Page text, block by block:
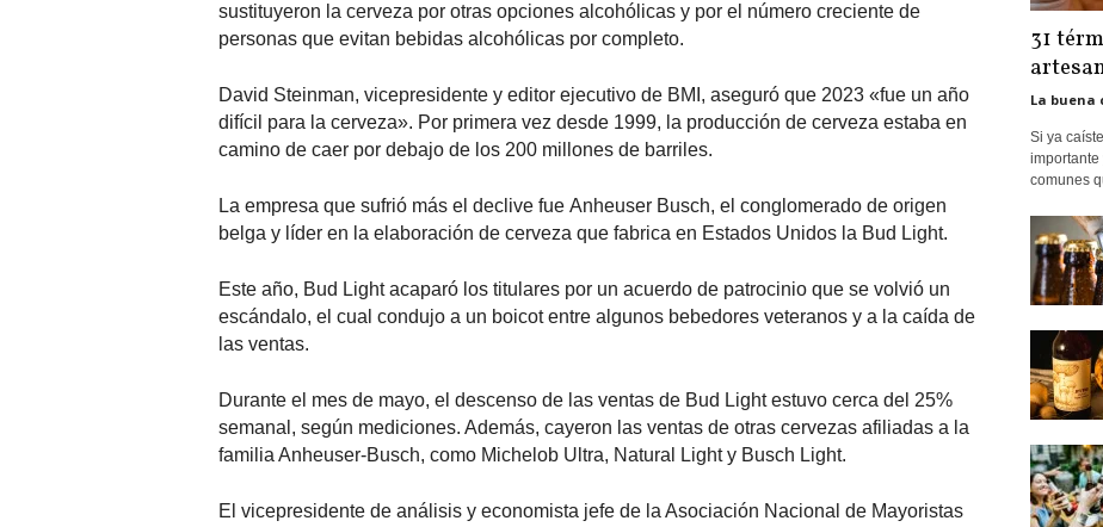
sustituyeron la cerveza por otras opciones alcohólicas y por el número creciente de
personas que evitan bebidas alcohólicas por completo.
David Steinman, vicepresidente y editor ejecutivo de BMI, aseguró que 2023 «fue un año
difícil para la cerveza». Por primera vez desde 1999, la producción de cerveza estaba en
camino de caer por debajo de los 200 millones de barriles.
La empresa que sufrió más el declive fue Anheuser Busch, el conglomerado de origen
belga y líder en la elaboración de cerveza que fabrica en Estados Unidos la Bud Light.
Este año, Bud Light acaparó los titulares por un acuerdo de patrocinio que se volvió un
escándalo, el cual condujo a un boicot entre algunos bebedores veteranos y a la caída de
las ventas.
Durante el mes de mayo, el descenso de las ventas de Bud Light estuvo cerca del 25%
semanal, según mediciones. Además, cayeron las ventas de otras cervezas afiliadas a la
familia Anheuser-Busch, como Michelob Ultra, Natural Light y Busch Light.
El vicepresidente de análisis y economista jefe de la Asociación Nacional de Mayoristas
31
La buena
Si ya
importante
comunes